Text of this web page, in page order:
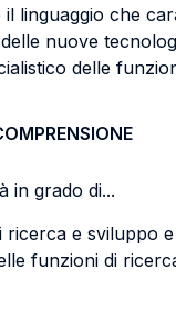
linguaggio che
nuove
delle
in grado di...
ricerca e sviluppo
funzioni di